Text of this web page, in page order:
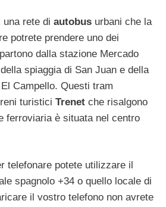
rete di autobus urbani che la
potrete prendere uno dei
dalla stazione Mercado
spiaggia di San Juan e della
Campello. Questi tram
turistici Trenet che risalgono
ferroviaria è situata nel centro
telefonare potete utilizzare il
spagnolo +34 o quello locale di
il vostro telefono non avrete